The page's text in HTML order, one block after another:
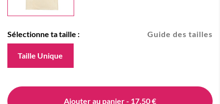
Guide des tailles
Sélectionne ta taille :
Taille Unique
Ajouter au panier- 17,50 €